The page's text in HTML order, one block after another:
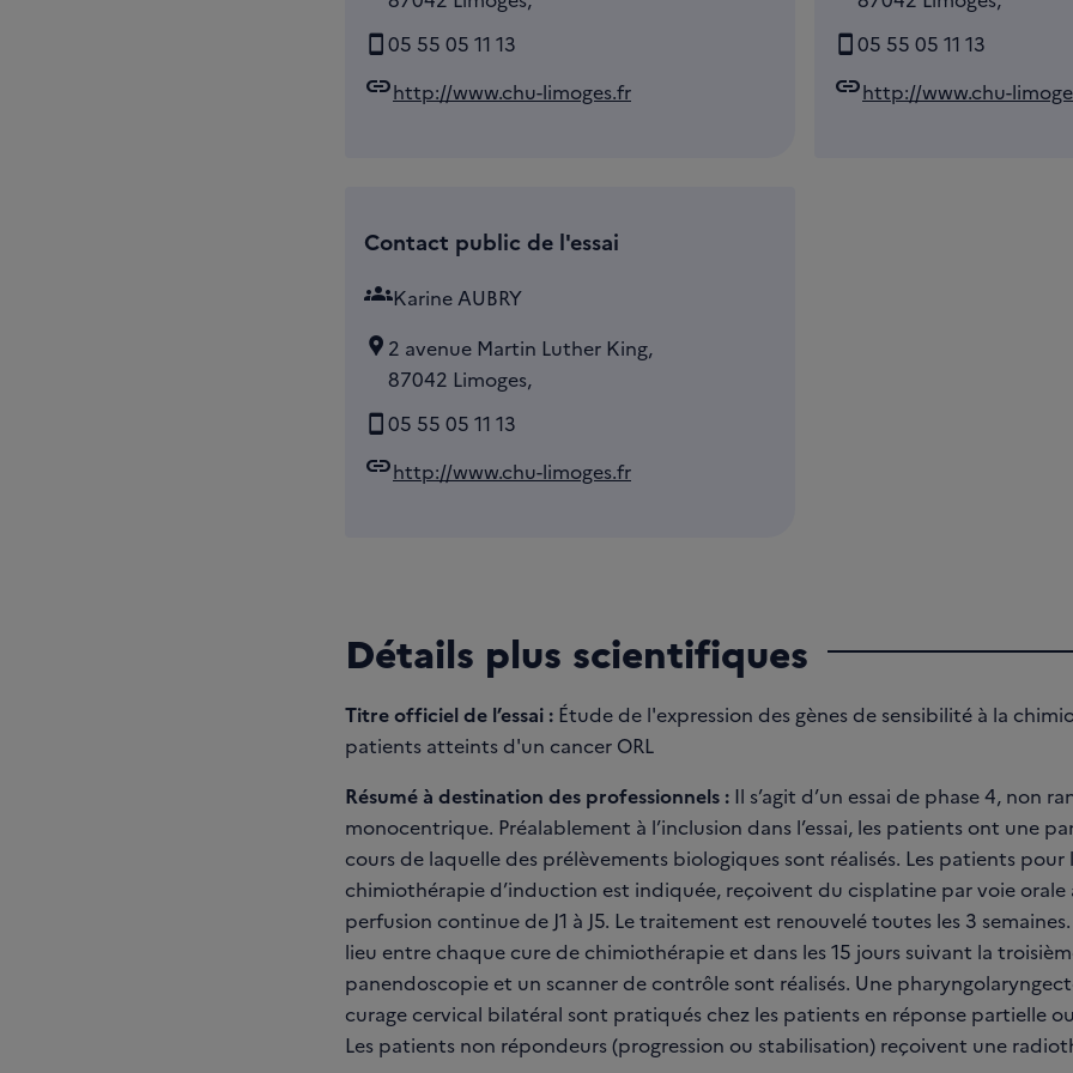
05 55 05 11 13
linkhttp://www.chu-limoges.fr
05 55 05 11 13
linkhttp://www.chu-
Contact public de l'essai
groupsKarine AUBRY
2 avenue Martin Luther King,
87042 Limoges,
05 55 05 11 13
linkhttp://www.chu-limoges.fr
Détails plus scientifiques
Titre officiel de l’essai : Étude de l'expression des gènes de sensibilité à la
patients atteints d'un cancer ORL
Résumé à destination des professionnels : Il s’agit d’un essai de phase 4, non
monocentrique. Préalablement à l’inclusion dans l’essai, les patients ont une
cours de laquelle des prélèvements biologiques sont réalisés. Les patients pour
chimiothérapie d’induction est indiquée, reçoivent du cisplatine par voie orale
perfusion continue de J1 à J5. Le traitement est renouvelé toutes les 3
lieu entre chaque cure de chimiothérapie et dans les 15 jours suivant la
panendoscopie et un scanner de contrôle sont réalisés. Une
curage cervical bilatéral sont pratiqués chez les patients en réponse partielle
Les patients non répondeurs (progression ou stabilisation) reçoivent une